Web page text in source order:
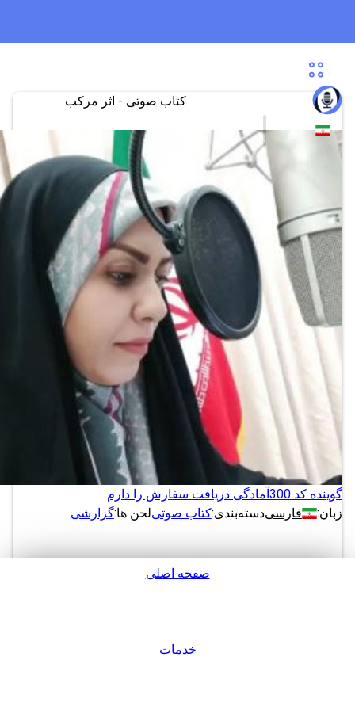
کتاب صوتی - اثر مرکب
گوینده کد 300
آمادگی دریافت سفارش را دارم
زبان:
فارسیدسته‌بندی:کتاب صوتیلحن ها:گزارشی
صفحه اصلی
خدمات